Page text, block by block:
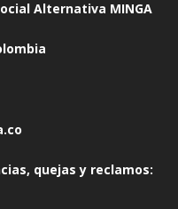
Alternativa MINGA
quejas y reclamos: